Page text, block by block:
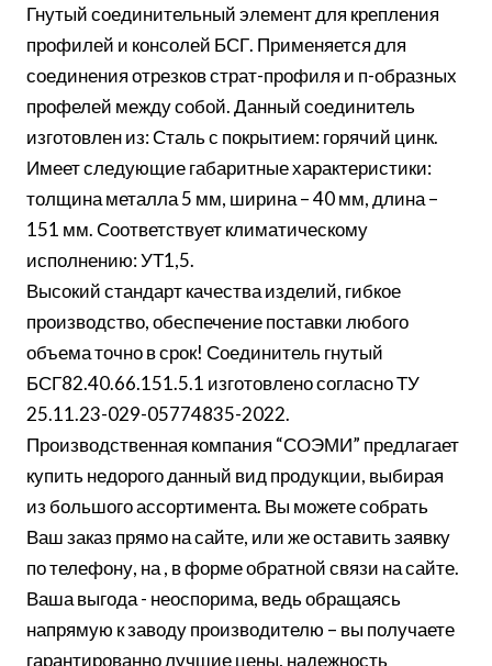
Гнутый соединительный элемент для крепления
профилей и консолей БСГ. Применяется для
соединения отрезков страт-профиля и п-образных
профелей между собой. Данный соединитель
изготовлен из: Сталь с покрытием: горячий цинк.
Имеет следующие габаритные характеристики:
толщина металла 5 мм, ширина – 40 мм, длина –
151 мм. Соответствует климатическому
исполнению: УТ1,5.
Высокий стандарт качества изделий, гибкое
производство, обеспечение поставки любого
объема точно в срок! Соединитель гнутый
БСГ82.40.66.151.5.1 изготовлено согласно ТУ
25.11.23-029-05774835-2022.
Производственная компания “СОЭМИ” предлагает
купить недорого данный вид продукции, выбирая
из большого ассортимента. Вы можете собрать
Ваш заказ прямо на сайте, или же оставить заявку
по телефону, на , в форме обратной связи на сайте.
Ваша выгода - неоспорима, ведь обращаясь
напрямую к заводу производителю – вы получаете
гарантированно лучшие цены, надежность